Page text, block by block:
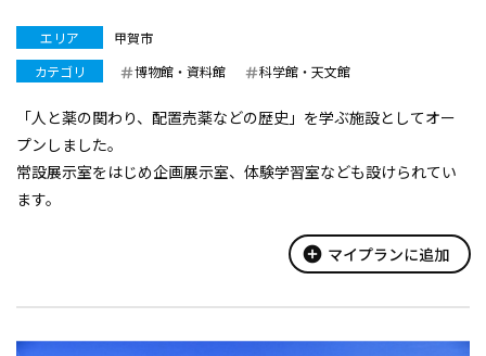
エリア
甲賀市
カテゴリ
博物館・資料館 科学館・天文館
「人と薬の関わり、配置売薬などの歴史」を学ぶ施設としてオー
プンしました。
常設展示室をはじめ企画展示室、体験学習室なども設けられてい
ます。
add_circle マイプランに追加